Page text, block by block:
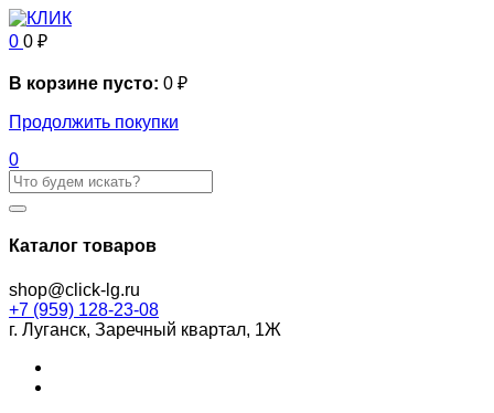
0 0 ₽
В корзине пусто: 0 ₽
Продолжить покупки
0
Каталог товаров
shop@click-lg.ru
+7 (959) 128-23-08
г. Луганск, Заречный квартал, 1Ж